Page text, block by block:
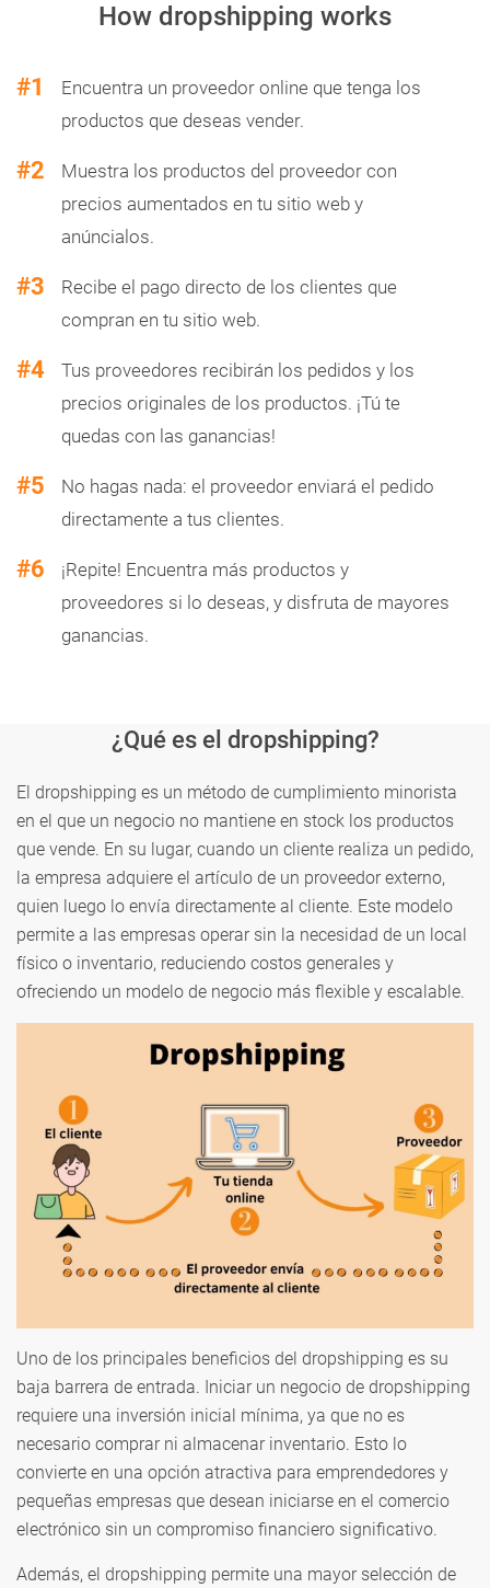
How dropshipping works
#1
Encuentra un proveedor online que tenga los
productos que deseas vender.
#2
Muestra los productos del proveedor con
precios aumentados en tu sitio web y
anúncialos.
#3
Recibe el pago directo de los clientes que
compran en tu sitio web.
#4
Tus proveedores recibirán los pedidos y los
precios originales de los productos. ¡Tú te
quedas con las ganancias!
#5
No hagas nada: el proveedor enviará el pedido
directamente a tus clientes.
#6
¡Repite! Encuentra más productos y
proveedores si lo deseas, y disfruta de mayores
ganancias.
¿Qué es el dropshipping?
El dropshipping es un método de cumplimiento minorista
en el que un negocio no mantiene en stock los productos
que vende. En su lugar, cuando un cliente realiza un pedido,
la empresa adquiere el artículo de un proveedor externo,
quien luego lo envía directamente al cliente. Este modelo
permite a las empresas operar sin la necesidad de un local
físico o inventario, reduciendo costos generales y
ofreciendo un modelo de negocio más flexible y escalable.
Uno de los principales beneficios del dropshipping es su
baja barrera de entrada. Iniciar un negocio de dropshipping
requiere una inversión inicial mínima, ya que no es
necesario comprar ni almacenar inventario. Esto lo
convierte en una opción atractiva para emprendedores y
pequeñas empresas que desean iniciarse en el comercio
electrónico sin un compromiso financiero significativo.
Además, el dropshipping permite una mayor selección de